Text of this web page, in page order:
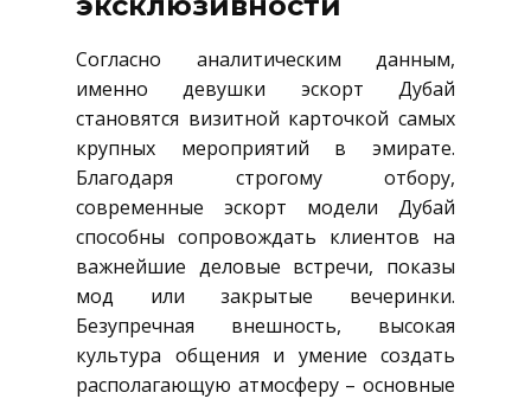
Согласно аналитическим данным,
именно девушки эскорт Дубай
становятся визитной карточкой самых
крупных мероприятий в эмирате.
Благодаря строгому отбору,
современные эскорт модели Дубай
способны сопровождать клиентов на
важнейшие деловые встречи, показы
мод или закрытые вечеринки.
Безупречная внешность, высокая
культура общения и умение создать
располагающую атмосферу – основные